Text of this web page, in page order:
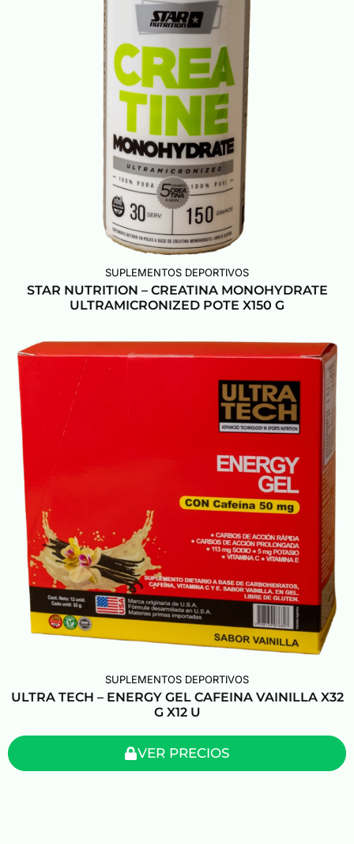
SUPLEMENTOS DEPORTIVOS
STAR NUTRITION – CREATINA MONOHYDRATE
ULTRAMICRONIZED POTE X150 G
SUPLEMENTOS DEPORTIVOS
ULTRA TECH – ENERGY GEL CAFEINA VAINILLA X32
G X12 U
VER PRECIOS